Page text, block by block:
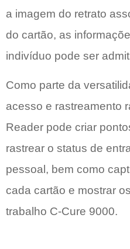
a imagem do retrato
do cartão, as
indivíduo pode ser
Como parte da
acesso e rastreamento
Reader pode criar
rastrear o status de
pessoal, bem como
cada cartão e mostrar
trabalho C-Cure 9000.